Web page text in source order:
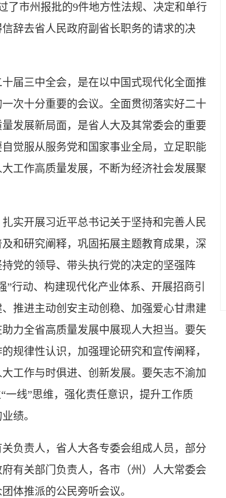
了市州报批的9件地方性法规、决定和单行
辞去省人民政府副省长职务的请求的决
三中全会，是在以中国式现代化全面推
次十分重要的会议。全面贯彻落实好二十
发展新局面，是省人大及其常委会的重要
觉服从服务党和国家事业全局，立足职能
工作高质量发展，不断为经济社会发展聚
开展习近平总书记关于坚持和完善人民
和研究阐释，巩固拓展主题教育成果，深
党的领导、带头执行党的决定的坚强阵
行动、构建现代化产业体系、开展招商引
推进主动创安主动创稳、加强爱心甘肃建
力全省高质量发展中展现人大担当。要矢
规律性认识，加强理论研究和宣传阐释，
工作与时俱进、创新发展。要矢志不渝加
一线”思维，强化责任意识，提升工作质
绩。
责人，省人大各专委会组成人员，部分
有关部门负责人，各市（州）人大常委会
体推派的公民旁听会议。